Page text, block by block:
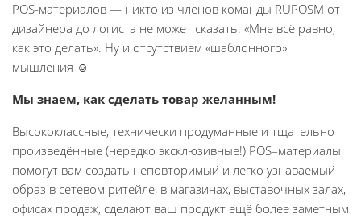
POS-материалов — никто из членов команды RUPOSM от
дизайнера до логиста не может сказать: «Мне всё равно,
как это делать». Ну и отсутствием «шаблонного»
мышления ☺
Мы знаем, как сделать товар желанным!
Высококлассные, технически продуманные и тщательно
произведённые (нередко эксклюзивные!) POS–материалы
помогут вам создать неповторимый и легко узнаваемый
образ в сетевом ритейле, в магазинах, выставочных залах,
офисах продаж, сделают ваш продукт ещё более заметным